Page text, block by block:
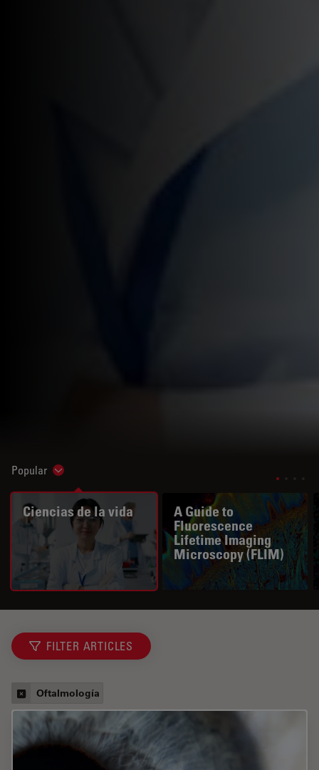
Popular Show subnavigation
Ciencias de la vida
A Guide to
Fluorescence
Lifetime Imaging
Microscopy (FLIM)
FILTER ARTICLES
Oftalmología